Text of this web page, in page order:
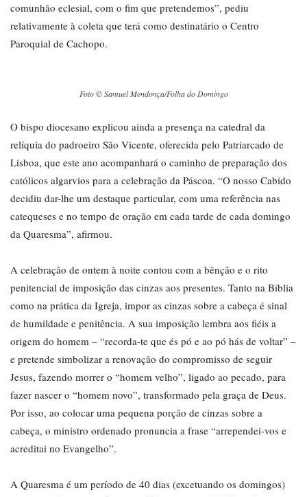
comunhão eclesial, com o fim que pretendemos”, pediu
relativamente à coleta que terá como destinatário o Centro
Paroquial de Cachopo.
Foto © Samuel Mendonça/Folha do Domingo
O bispo diocesano explicou ainda a presença na catedral da
relíquia do padroeiro São Vicente, oferecida pelo Patriarcado de
Lisboa, que este ano acompanhará o caminho de preparação dos
católicos algarvios para a celebração da Páscoa. “O nosso Cabido
decidiu dar-lhe um destaque particular, com uma referência nas
catequeses e no tempo de oração em cada tarde de cada domingo
da Quaresma”, afirmou.
A celebração de ontem à noite contou com a bênção e o rito
penitencial de imposição das cinzas aos presentes. Tanto na Bíblia
como na prática da Igreja, impor as cinzas sobre a cabeça é sinal
de humildade e penitência. A sua imposição lembra aos fiéis a
origem do homem – “recorda-te que és pó e ao pó hás de voltar” –
e pretende simbolizar a renovação do compromisso de seguir
Jesus, fazendo morrer o “homem velho”, ligado ao pecado, para
fazer nascer o “homem novo”, transformado pela graça de Deus.
Por isso, ao colocar uma pequena porção de cinzas sobre a
cabeça, o ministro ordenado pronuncia a frase “arrependei-vos e
acreditai no Evangelho”.
A Quaresma é um período de 40 dias (excetuando os domingos)